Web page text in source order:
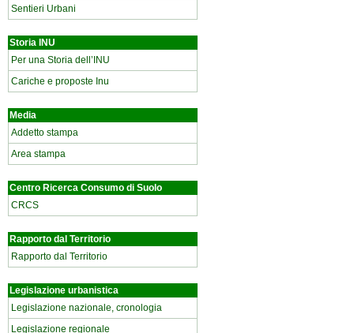
Sentieri Urbani
Storia INU
Per una Storia dell’INU
Cariche e proposte Inu
Media
Addetto stampa
Area stampa
Centro Ricerca Consumo di Suolo
CRCS
Rapporto dal Territorio
Rapporto dal Territorio
Legislazione urbanistica
Legislazione nazionale, cronologia
Legislazione regionale